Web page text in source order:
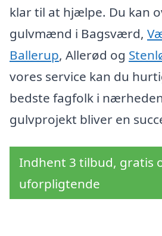
klar til at hjælpe. Du kan
gulvmænd i Bagsværd,
Ballerup, Allerød og
vores service kan du
bedste fagfolk i
gulvprojekt bliver en
Indhent 3 tilbud, gratis
uforpligtende